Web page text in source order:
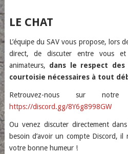
LE CHAT
L’équipe du SAV vous propose, lors
direct, de discuter entre vous et
animateurs, dans le respect
courtoisie nécessaires à tout
Retrouvez-nous sur
https://discord.gg/8Y6g8998GW
Ou venez discuter directement
besoin d’avoir un compte Discord,
votre bonne humeur !